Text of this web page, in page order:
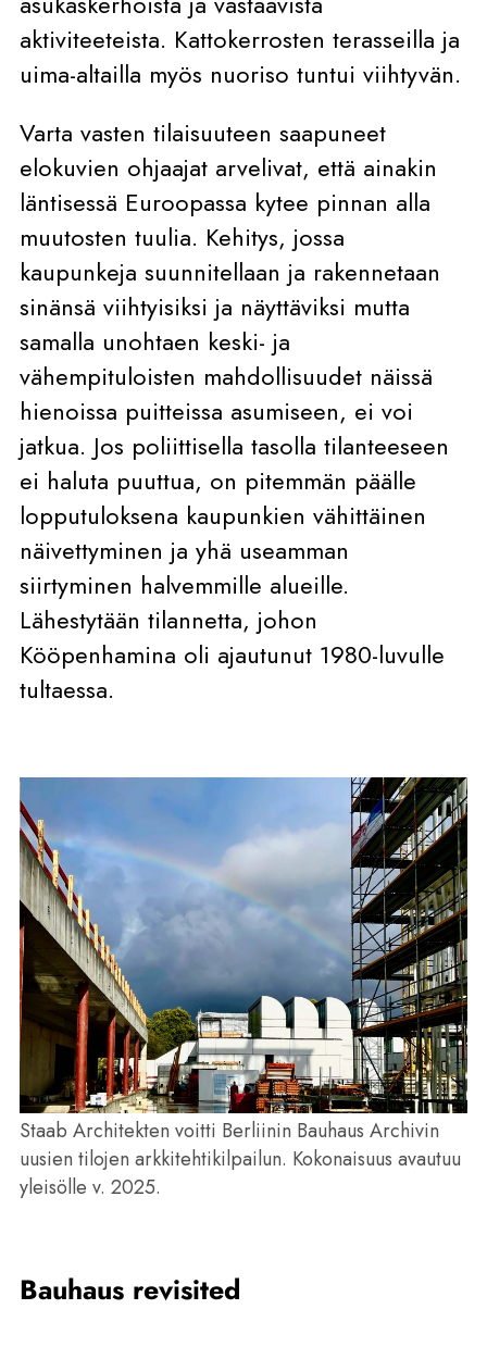
aktiviteeteista. Kattokerrosten terasseilla ja
uima-altailla myös nuoriso tuntui viihtyvän.
Varta vasten tilaisuuteen saapuneet
elokuvien ohjaajat arvelivat, että ainakin
läntisessä Euroopassa kytee pinnan alla
muutosten tuulia. Kehitys, jossa
kaupunkeja suunnitellaan ja rakennetaan
sinänsä viihtyisiksi ja näyttäviksi mutta
samalla unohtaen keski- ja
vähempituloisten mahdollisuudet näissä
hienoissa puitteissa asumiseen, ei voi
jatkua. Jos poliittisella tasolla tilanteeseen
ei haluta puuttua, on pitemmän päälle
lopputuloksena kaupunkien vähittäinen
näivettyminen ja yhä useamman
siirtyminen halvemmille alueille.
Lähestytään tilannetta, johon
Kööpenhamina oli ajautunut 1980-luvulle
tultaessa.
Staab Architekten voitti Berliinin Bauhaus Archivin
uusien tilojen arkkitehtikilpailun. Kokonaisuus avautuu
yleisölle v. 2025.
Bauhaus revisited